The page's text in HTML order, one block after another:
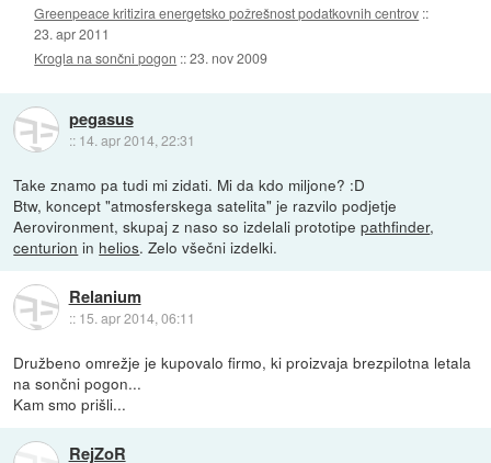
Greenpeace kritizira energetsko požrešnost podatkovnih centrov ::
23. apr 2011
Krogla na sončni pogon ::23. nov 2009
pegasus
:: 14. apr 2014, 22:31
Take znamo pa tudi mi zidati. Mi da kdo miljone? :D
Btw, koncept "atmosferskega satelita" je razvilo podjetje
Aerovironment, skupaj z naso so izdelali prototipepathfinder,
centurion in helios. Zelo všečni izdelki.
Relanium
:: 15. apr 2014, 06:11
Družbeno omrežje je kupovalo firmo, ki proizvaja brezpilotna letala
na sončni pogon...
Kam smo prišli...
RejZoR